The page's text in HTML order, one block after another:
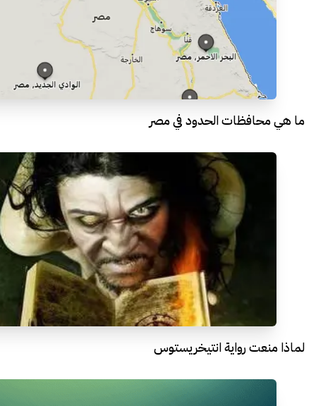
ما هي محافظات الحدود في مصر
لماذا منعت رواية انتيخريستوس